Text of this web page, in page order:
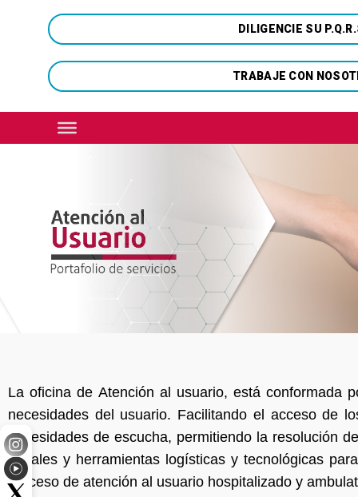
DILIGENCIE SU
TRABAJE CON
La oficina de Atención al usuario, está conformada
necesidades del usuario. Facilitando el acceso de
necesidades de escucha, permitiendo la resolución
canales y herramientas logísticas y tecnológicas
proceso de atención al usuario hospitalizado y